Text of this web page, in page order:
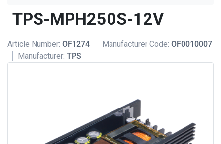
TPS-MPH250S-12V
Article Number: OF1274 Manufacturer Code: OF0010007
Manufacturer: TPS